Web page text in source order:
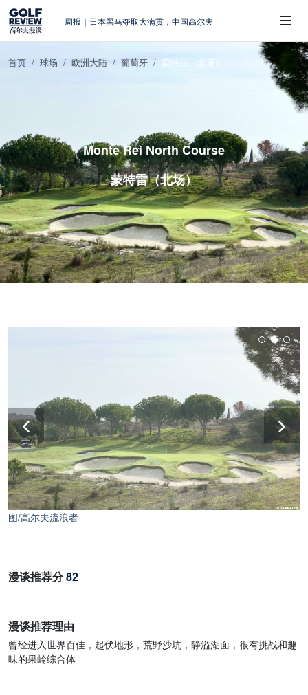
周报｜日本黑马夺取大满贯，中国高尔夫
查莉·赫尔：不断制造“麻烦”的流量明星
首页 球场 欧洲大陆 葡萄牙 蒙特雷（北场）
Monte Rei North Course
蒙特雷（北场）
图/高尔夫流浪者
漫谈推荐分82
漫谈推荐理由
曾经进入世界百佳，起伏地形，荒野沙坑，静溢湖面，很有挑战和趣
味的果岭综合体